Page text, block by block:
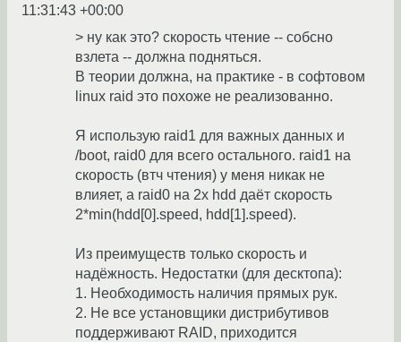
11:31:43 +00:00
> ну как это? скорость чтение -- собсно
взлета -- должна подняться.
В теории должна, на практике - в софтовом
linux raid это похоже не реализованно.
Я использую raid1 для важных данных и
/boot, raid0 для всего остального. raid1 на
скорость (втч чтения) у меня никак не
влияет, а raid0 на 2х hdd даёт скорость
2*min(hdd[0].speed, hdd[1].speed).
Из преимуществ только скорость и
надёжность. Недостатки (для десктопа):
1. Необходимость наличия прямых рук.
2. Не все установщики дистрибутивов
поддерживают RAID, приходится